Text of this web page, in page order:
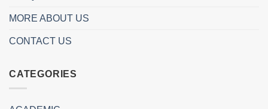
MORE ABOUT US
CONTACT US
CATEGORIES